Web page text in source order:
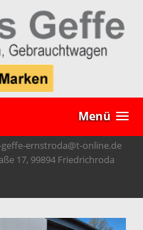
Menü
ernstroda@t-online.de
17, 99894 Friedrichroda